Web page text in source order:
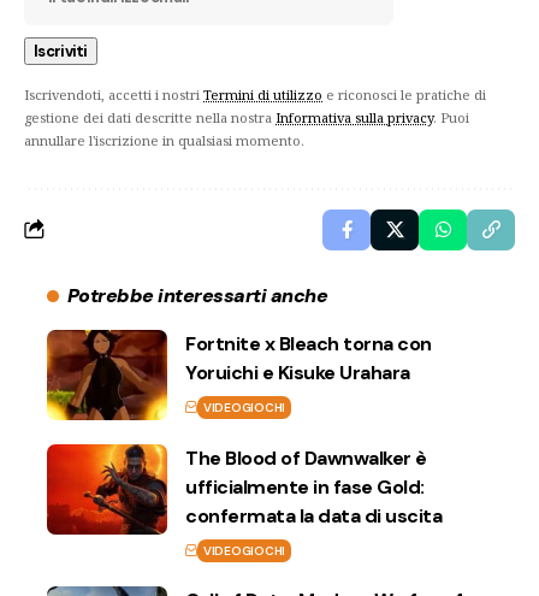
Iscrivendoti, accetti i nostri Termini di utilizzo e riconosci le pratiche di
gestione dei dati descritte nella nostra Informativa sulla privacy. Puoi
annullare l'iscrizione in qualsiasi momento.
Potrebbe interessarti anche
Fortnite x Bleach torna con
Yoruichi e Kisuke Urahara
VIDEOGIOCHI
The Blood of Dawnwalker è
ufficialmente in fase Gold:
confermata la data di uscita
VIDEOGIOCHI